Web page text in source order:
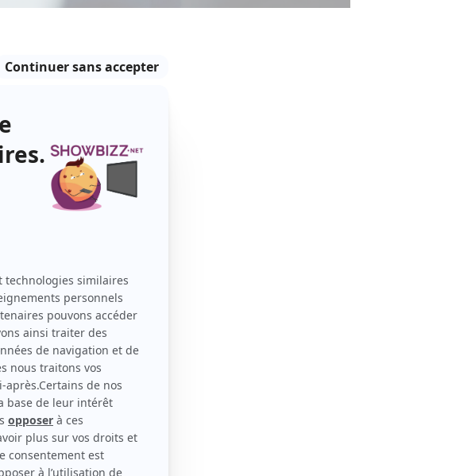
qui donne
et
qui
Steve
à
grâce à ses
plus ou